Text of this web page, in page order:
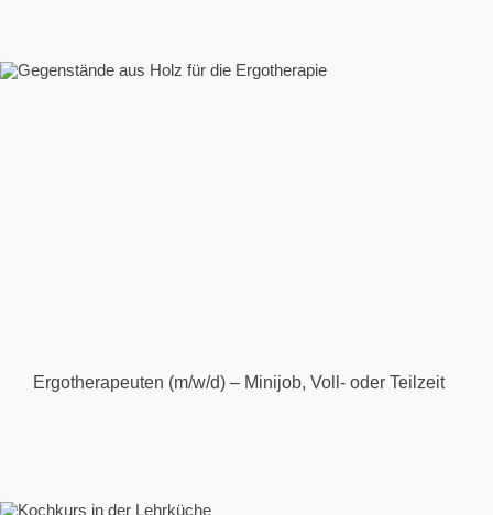
Ergotherapeuten (m/w/d) – Minijob, Voll- oder Teilzeit